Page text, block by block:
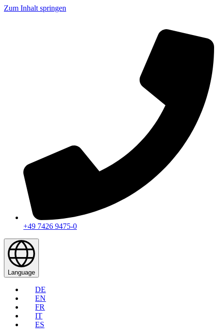
Zum Inhalt springen
+49 7426 9475-0
Language
DE
EN
FR
IT
ES